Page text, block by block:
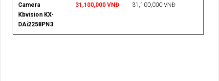
Camera
Kbvision KX-
DAi2258PN3
31,100,000 VNĐ 31,100,000 VNĐ